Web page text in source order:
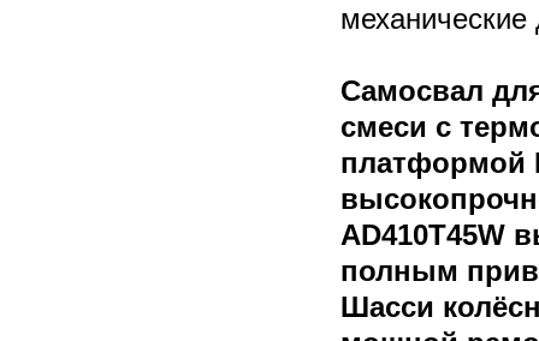
Самосвал
смеси с
платформой
AD410T45W
полным
Шасси